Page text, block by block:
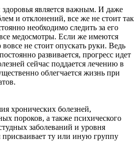
является важным. И даже
и отклонений, все же не стоит так
необходимо следить за его
медосмотры. Если же имеются
не стоит опускать руки. Ведь
развивается, прогресс идет
сейчас поддается лечению в
облегчается жизнь при
хронических болезней,
пороков, а также психического
заболеваний и уровня
присваивает ту или иную группу